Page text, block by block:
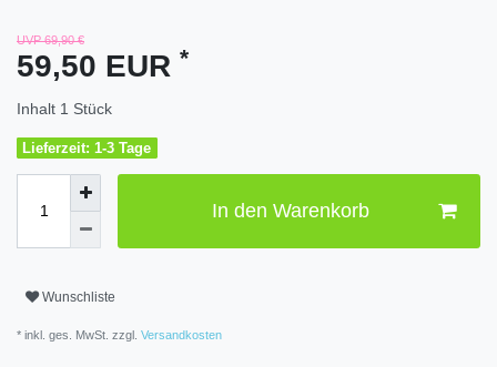
UVP 69,90 €
59,50 EUR *
Inhalt 1 Stück
Lieferzeit: 1-3 Tage
In den Warenkorb
Wunschliste
* inkl. ges. MwSt. zzgl. Versandkosten